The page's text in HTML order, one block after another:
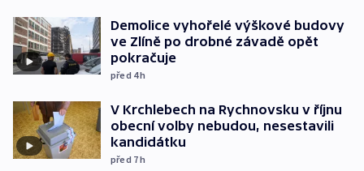
Demolice vyhořelé výškové budovy
ve Zlíně po drobné závadě opět
pokračuje
před 4h
V Krchlebech na Rychnovsku v říjnu
obecní volby nebudou, nesestavili
kandidátku
před 7h